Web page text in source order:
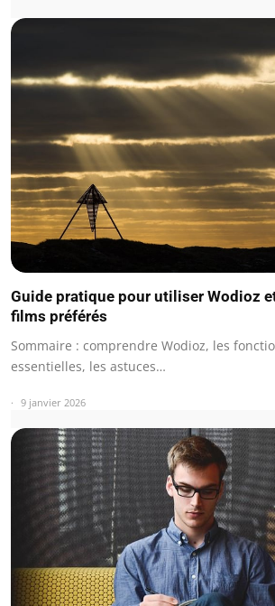
Guide pratique pour utiliser Wodioz
films préférés
Sommaire : comprendre Wodioz, les
essentielles, les astuces…
9 janvier 2026